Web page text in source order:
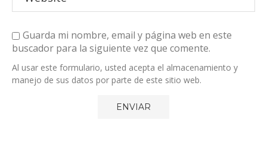
Guarda mi nombre, email y página web en este
buscador para la siguiente vez que comente.
Al usar este formulario, usted acepta el almacenamiento y
manejo de sus datos por parte de este sitio web.